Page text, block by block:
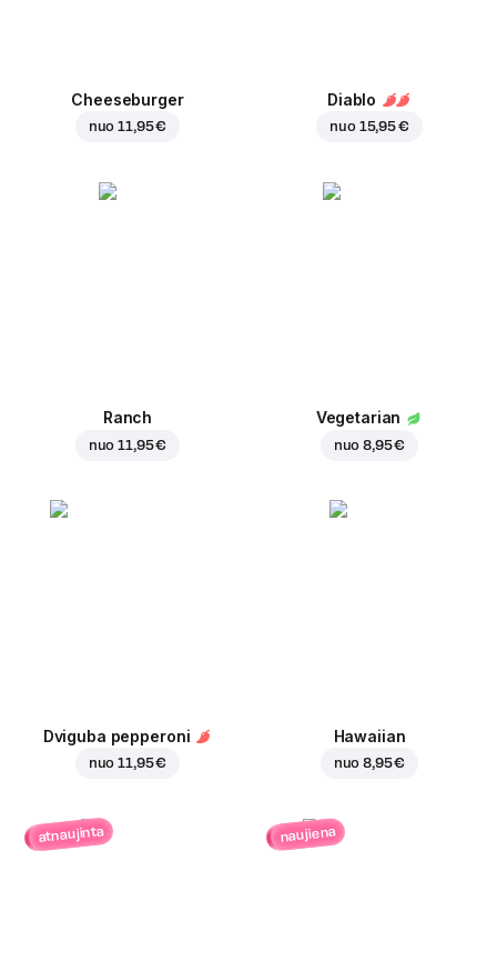
Cheeseburger
nuo11,95 €
Diablo
nuo 15,95 €
Ranch
nuo11,95 €
Vegetarian
nuo8,95 €
Dviguba pepperoni
nuo11,95 €
Hawaiian
nuo8,95 €
atnaujinta naujiena